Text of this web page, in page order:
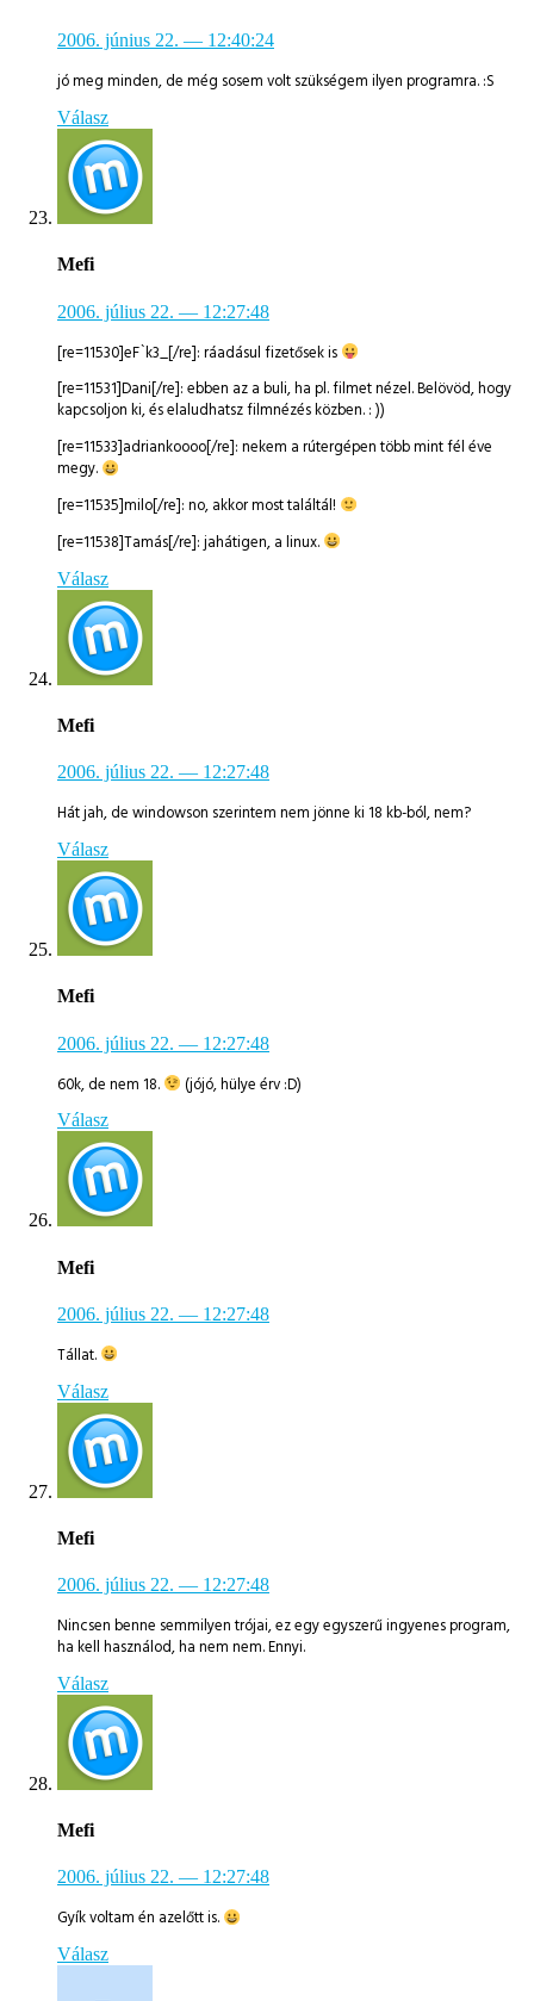
2006. június 22. — 12:40:24
jó meg minden, de még sosem volt szükségem ilyen programra. :S
Válasz
Mefi
2006. július 22. — 12:27:48
[re=11530]eF`k3_[/re]: ráadásul fizetősek is
[re=11531]Dani[/re]: ebben az a buli, ha pl. filmet nézel. Belövöd, hogy
kapcsoljon ki, és elaludhatsz filmnézés közben. : ))
[re=11533]adriankoooo[/re]: nekem a rútergépen több mint fél éve
megy.
[re=11535]milo[/re]: no, akkor most találtál!
[re=11538]Tamás[/re]: jahátigen, a linux.
Válasz
Mefi
2006. július 22. — 12:27:48
Hát jah, de windowson szerintem nem jönne ki 18 kb-ból, nem?
Válasz
Mefi
2006. július 22. — 12:27:48
60k, de nem 18. (jójó, hülye érv :D)
Válasz
Mefi
2006. július 22. — 12:27:48
Tállat.
Válasz
Mefi
2006. július 22. — 12:27:48
Nincsen benne semmilyen trójai, ez egy egyszerű ingyenes program,
ha kell használod, ha nem nem. Ennyi.
Válasz
Mefi
2006. július 22. — 12:27:48
Gyík voltam én azelőtt is.
Válasz